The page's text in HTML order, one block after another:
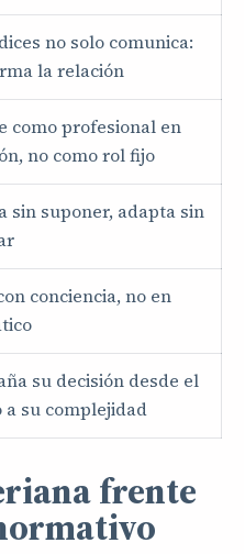
no solo comunica:
la relación
como profesional en
no como rol fijo
sin suponer, adapta sin
conciencia, no en
su decisión desde el
a su complejidad
frente